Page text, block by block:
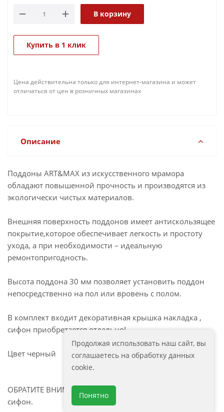
В корзину
Купить в 1 клик
Цена действительна только для интернет-магазина и может
отличаться от цен в розничных магазинах
Описание
Поддоны ART&MAX из искусственного мрамора
обладают повышенной прочность и производятся из
экологически чистых материалов.
Внешняя поверхность поддонов имеет антискользящее
покрытие,которое обеспечивает легкость и простоту
ухода, а при необходимости – идеальную
ремонтопригодность.
Высота поддона 30 мм позволяет установить поддон
непосредственно на пол или вровень с полом.
В комплект входит декоративная крышка накладка ,
сифон приобретается отдельно!
Цвет черный
ОБРАТИТЕ ВНИМАНИЕ:подходит под стандартный
сифон.
Продолжая использовать наш сайт, вы
соглашаетесь на обработку данных
cookie.
Понятно